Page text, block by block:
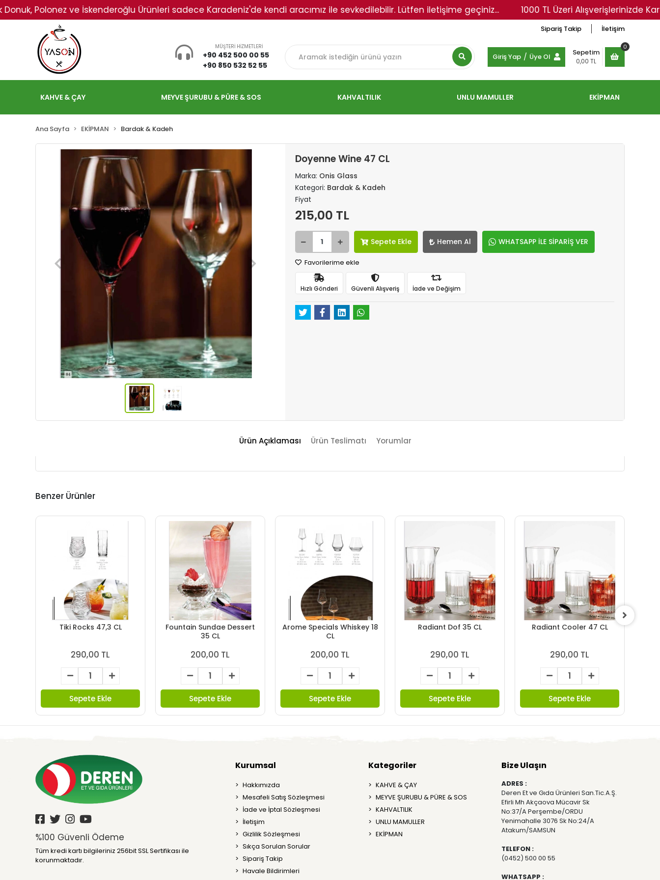
Polonez ve İskenderoğlu Ürünleri sadece Karadeniz'de kendi aracımız ile sevkedilebilir. Lütfen iletişime geçiniz... 1000 TL Üzeri Alışverişlerinizde Kargo
Sipariş Takip İletişim
MÜŞTERİ HİZMETLERİ
+90 452 500 00 55
+90 850 532 52 55
Giriş Yap / Üye Ol Sepetim
0,00 TL
0
KAHVE & ÇAY MEYVE ŞURUBU & PÜRE & SOS KAHVALTILIK UNLU MAMULLER EKİPMAN
Ana Sayfa EKİPMAN Bardak & Kadeh
Doyenne Wine 47 CL
Marka: Onis Glass
Kategori: Bardak & Kadeh
Fiyat
215,00 TL
Sepete Ekle Hemen Al WHATSAPP İLE SİPARİŞ VER
Favorilerime ekle
Hızlı Gönderi Güvenli Alışveriş İade ve Değişim
Ürün Açıklaması Ürün Teslimatı Yorumlar
Benzer Ürünler
Tiki Rocks 47,3 CL
290,00 TL
Sepete Ekle
Fountain Sundae Dessert
35 CL
200,00 TL
Sepete Ekle
Arome Specials Whiskey 18
CL
200,00 TL
Sepete Ekle
Radiant Dof 35 CL
290,00 TL
Sepete Ekle
Radiant Cooler 47 CL
290,00 TL
Sepete Ekle
%100 Güvenli Ödeme
Tüm kredi kartı bilgileriniz 256bit SSL Sertifikası ile
korunmaktadır.
Kurumsal
Hakkımızda
Mesafeli Satış Sözleşmesi
İade ve İptal Sözleşmesi
İletişim
Gizlilik Sözleşmesi
Sıkça Sorulan Sorular
Sipariş Takip
Havale Bildirimleri
Kategoriler
KAHVE & ÇAY
MEYVE ŞURUBU & PÜRE & SOS
KAHVALTILIK
UNLU MAMULLER
EKİPMAN
Bize Ulaşın
ADRES :
Deren Et ve Gıda Ürünleri San.Tic.A.Ş.
Efirli Mh Akçaova Mücavir Sk
No:37/A Perşembe/ORDU
Yenimahalle 3076 Sk No:24/A
Atakum/SAMSUN
TELEFON :
(0452) 500 00 55
WHATSAPP :